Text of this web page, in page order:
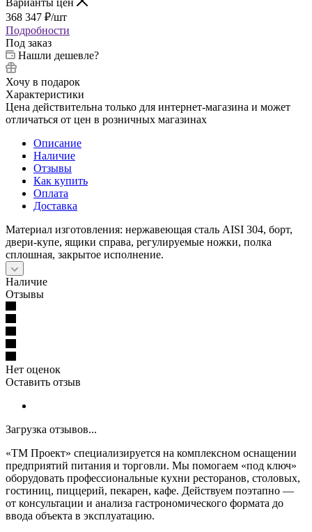
368 347 ₽/шт
Подробности
Под заказ
Нашли дешевле?
Хочу в подарок
Характеристики
Цена действительна только для интернет-магазина и может
отличаться от цен в розничных магазинах
Описание
Наличие
Отзывы
Как купить
Оплата
Доставка
Материал изготовления: нержавеющая сталь AISI 304, борт,
двери-купе, ящики справа, регулируемые ножки, полка
сплошная, закрытое исполнение.
Наличие
Отзывы
Нет оценок
Оставить отзыв
Загрузка отзывов...
«ТМ Проект» специализируется на комплексном оснащении
предприятий питания и торговли. Мы помогаем «под ключ»
оборудовать профессиональные кухни ресторанов, столовых,
гостиниц, пиццерий, пекарен, кафе. Действуем поэтапно —
от консультации и анализа гастрономического формата до
ввода объекта в эксплуатацию.